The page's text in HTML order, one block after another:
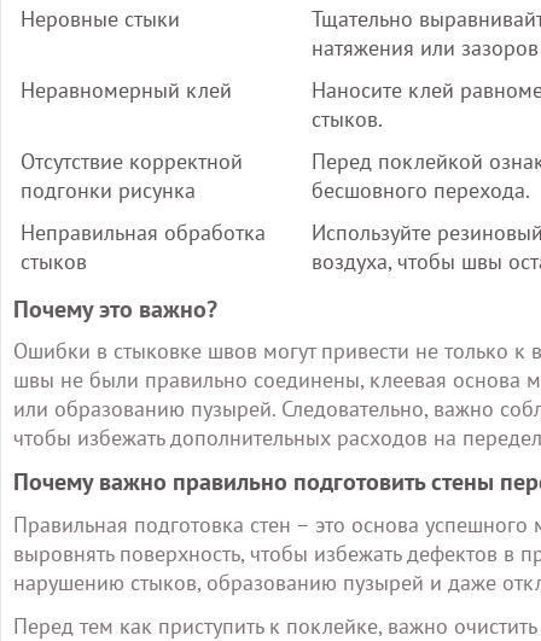
Неровные стыки
Тщательно
натяжения или
Неравномерный клей
Наносите клей
стыков.
Отсутствие корректной
подгонки рисунка
Перед поклейкой
бесшовного перехода.
Неправильная обработка
стыков
Используйте
воздуха, чтобы швы
Почему это важно?
Ошибки в стыковке швов могут привести не только
швы не были правильно соединены, клеевая основа
или образованию пузырей. Следовательно, важно
чтобы избежать дополнительных расходов на
Почему важно правильно подготовить стены
Правильная подготовка стен – это основа
выровнять поверхность, чтобы избежать дефектов в
нарушению стыков, образованию пузырей и даже
Перед тем как приступить к поклейке, важно